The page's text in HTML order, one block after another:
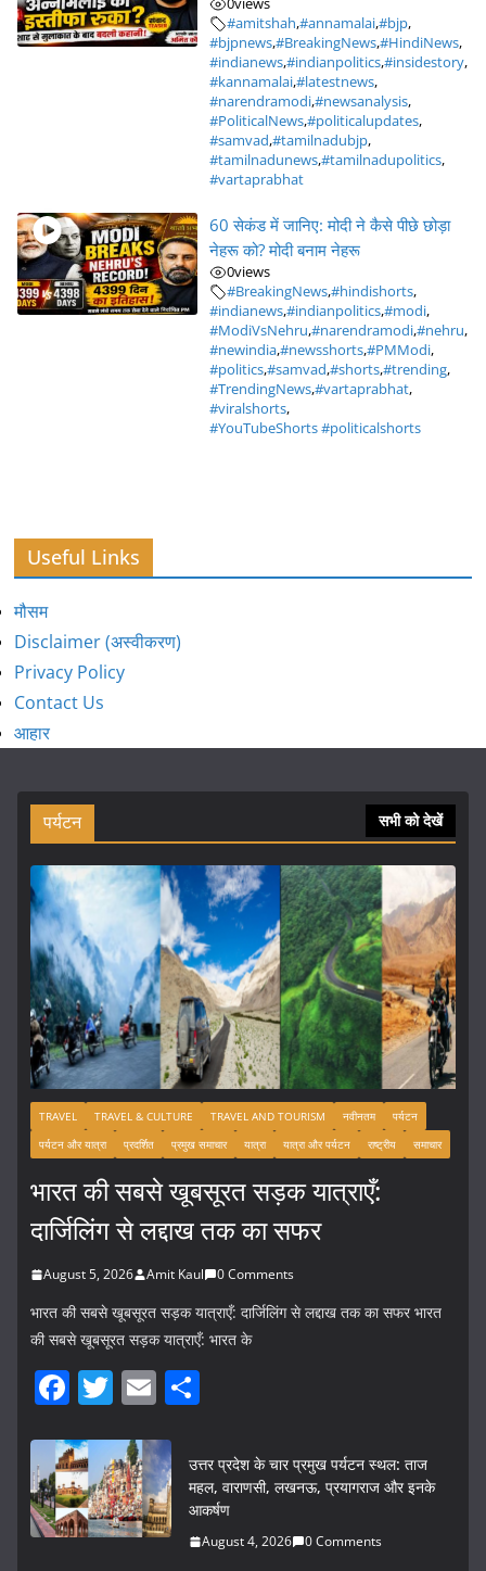
0views
#amitshah,#annamalai,#bjp,
#bjpnews,#BreakingNews,#HindiNews,
#indianews,#indianpolitics,#insidestory,
#kannamalai,#latestnews,
#narendramodi,#newsanalysis,
#PoliticalNews,#politicalupdates,
#samvad,#tamilnadubjp,
#tamilnadunews,#tamilnadupolitics,
#vartaprabhat
60 सेकंड में जानिए: मोदी ने कैसे पीछे छोड़ा
नेहरू को? मोदी बनाम नेहरू
0views
#BreakingNews,#hindishorts,
#indianews,#indianpolitics,#modi,
#ModiVsNehru,#narendramodi,#nehru,
#newindia,#newsshorts,#PMModi,
#politics,#samvad,#shorts,#trending,
#TrendingNews,#vartaprabhat,
#viralshorts,
#YouTubeShorts #politicalshorts
Useful Links
मौसम
Disclaimer (अस्वीकरण)
Privacy Policy
Contact Us
आहार
पर्यटन सभी को देखें
TRAVEL TRAVEL & CULTURE TRAVEL AND TOURISM नवीनतम
पर्यटन
पर्यटन और यात्रा
प्रदर्शित प्रमुख समाचार यात्रा यात्रा और पर्यटन राष्ट्रीय समाचार
भारत की सबसे खूबसूरत सड़क यात्राएँ:
दार्जिलिंग से लद्दाख तक का सफर
August 5, 2026 Amit Kaul 0 Comments
भारत की सबसे खूबसूरत सड़क यात्राएँ: दार्जिलिंग से लद्दाख तक का सफर भारत
की सबसे खूबसूरत सड़क यात्राएँ: भारत के
F
c
e
b
T
itt
er
E
ai
l
ar
e
उत्तर प्रदेश के चार प्रमुख पर्यटन स्थल: ताज
महल, वाराणसी, लखनऊ, प्रयागराज और इनके
आकर्षण
August 4, 2026 0 Comments